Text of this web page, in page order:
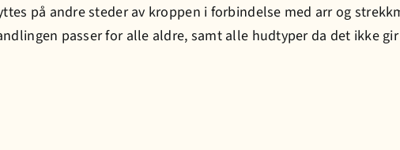
på andre steder av kroppen i forbindelse med arr og
passer for alle aldre, samt alle hudtyper da det ikke